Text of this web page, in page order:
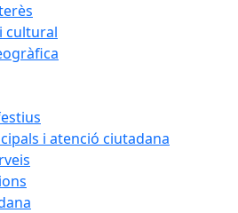
cultural
i atenció ciutadana